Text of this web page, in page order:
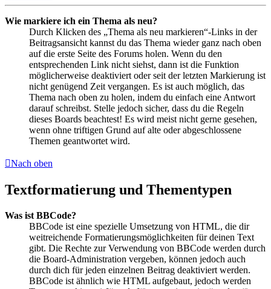
Wie markiere ich ein Thema als neu?
Durch Klicken des „Thema als neu markieren“-Links in der
Beitragsansicht kannst du das Thema wieder ganz nach oben
auf die erste Seite des Forums holen. Wenn du den
entsprechenden Link nicht siehst, dann ist die Funktion
möglicherweise deaktiviert oder seit der letzten Markierung ist
nicht genügend Zeit vergangen. Es ist auch möglich, das
Thema nach oben zu holen, indem du einfach eine Antwort
darauf schreibst. Stelle jedoch sicher, dass du die Regeln
dieses Boards beachtest! Es wird meist nicht gerne gesehen,
wenn ohne triftigen Grund auf alte oder abgeschlossene
Themen geantwortet wird.
Nach oben
Textformatierung und Thementypen
Was ist BBCode?
BBCode ist eine spezielle Umsetzung von HTML, die dir
weitreichende Formatierungsmöglichkeiten für deinen Text
gibt. Die Rechte zur Verwendung von BBCode werden durch
die Board-Administration vergeben, können jedoch auch
durch dich für jeden einzelnen Beitrag deaktiviert werden.
BBCode ist ähnlich wie HTML aufgebaut, jedoch werden